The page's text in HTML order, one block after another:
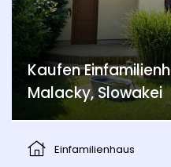
Kaufen
Malacky, Slowakei
Einfamilienhaus